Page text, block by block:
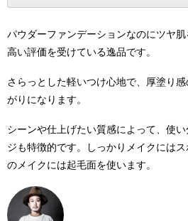
パウダーファンデーションなのにツヤ
高い評価を受けている逸品です。
さらっとした軽いつけ心地で、厚塗り
がりになります。
シーンや仕上げたい質感によって、使
ジも特徴的です。しっかりメイクには
のメイクには起毛面を使います。